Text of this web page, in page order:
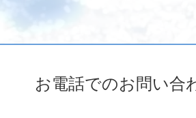
お電話でのお問い合